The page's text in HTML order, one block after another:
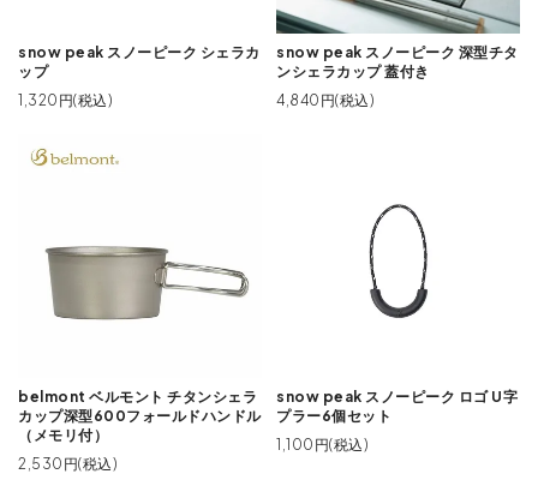
snow peak スノーピーク シェラカ
ップ
1,320円(税込)
snow peak スノーピーク 深型チタ
ンシェラカップ 蓋付き
4,840円(税込)
belmont ベルモント チタンシェラ
カップ深型600フォールドハンドル
（メモリ付）
2,530円(税込)
snow peak スノーピーク ロゴ U字
プラー6個セット
1,100円(税込)